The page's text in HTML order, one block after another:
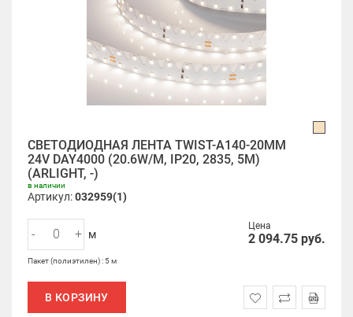
СВЕТОДИОДНАЯ ЛЕНТА TWIST-A140-20MM
24V DAY4000 (20.6W/M, IP20, 2835, 5M)
(ARLIGHT, -)
в наличии
Артикул:032959(1)
Цена
2 094.75 руб.
- + м
Пакет (полиэтилен) : 5 м
В КОРЗИНУ